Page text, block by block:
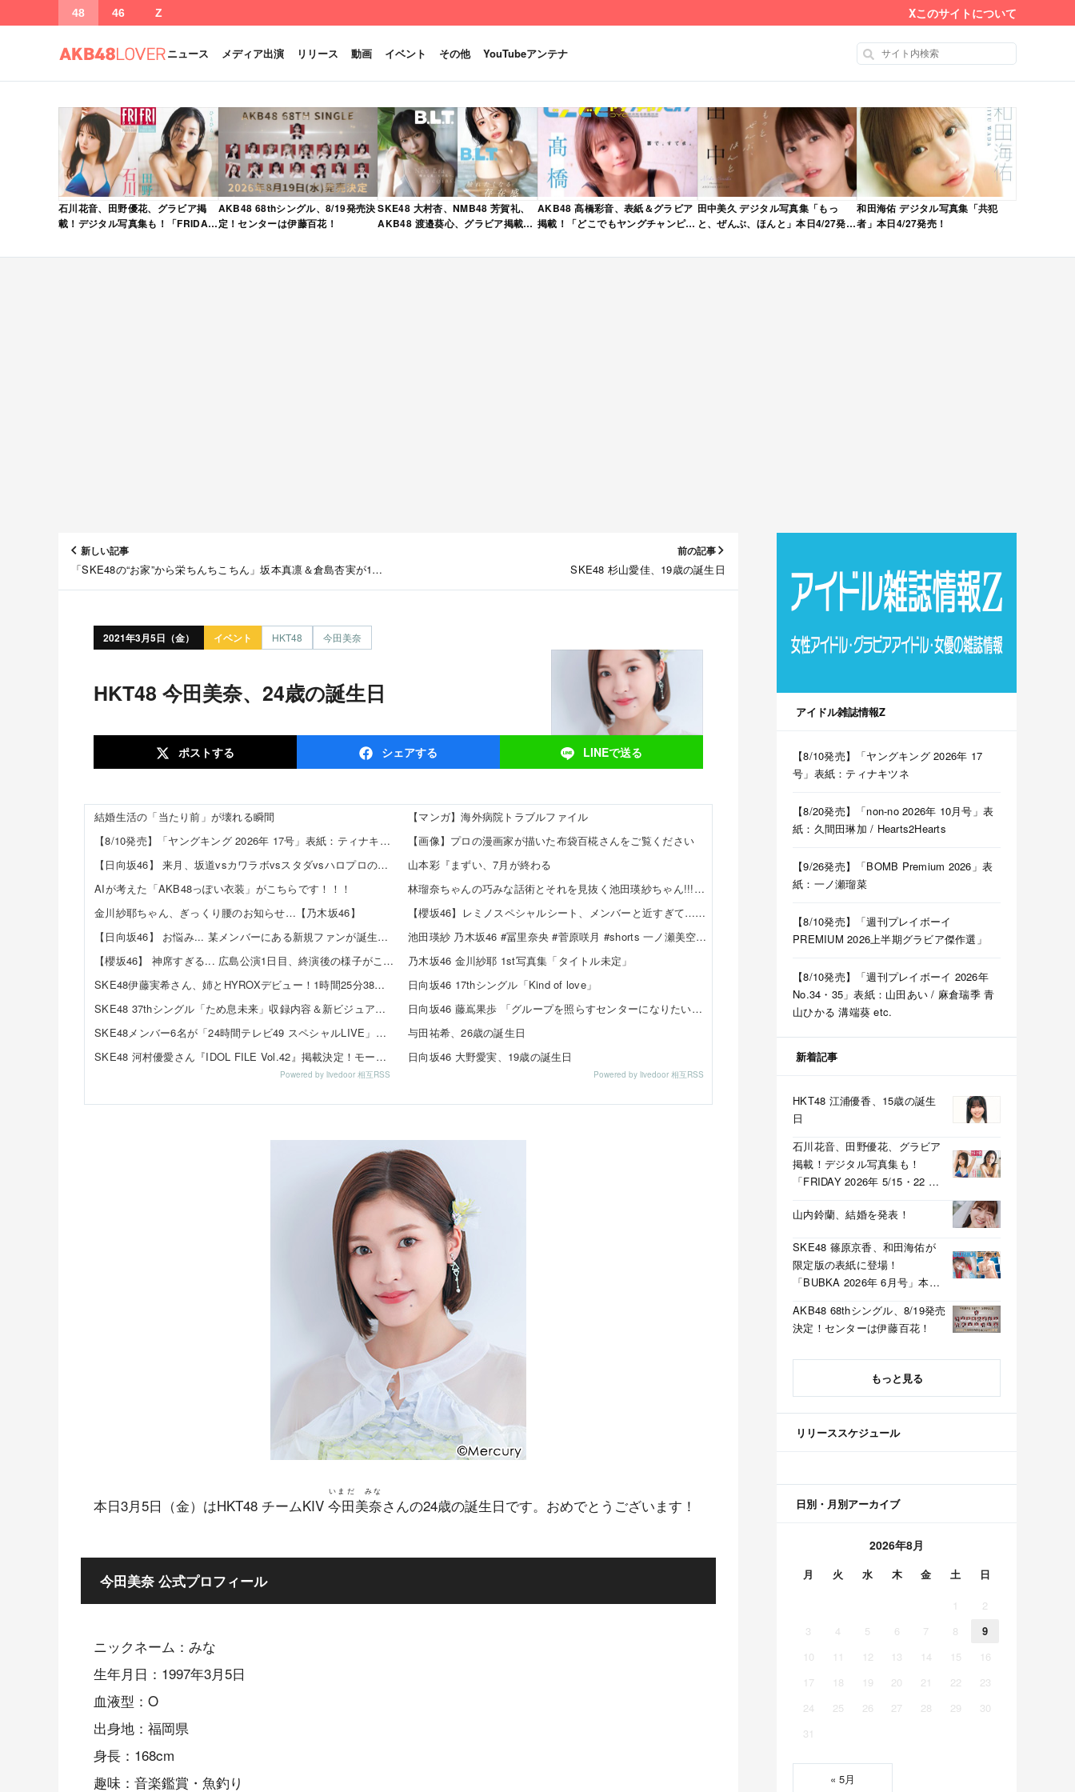
48 46 Z Xこのサイトについて
ニュース メディア出演 リリース 動画 イベント その他 YouTubeアンテナ
石川花音、田野優花、グラビア掲
載！デジタル写真集も！「FRIDAY
発売！
AKB48 68thシングル、8/19発売決
定！センターは伊藤百花！
SKE48 大村杏、NMB48 芳賀礼、
AKB48 渡邉葵心、グラビア掲載！
月号」本日4/28発売！
AKB48 髙橋彩音、表紙＆グラビア
掲載！「どこでもヤングチャンピオ
田中美久 デジタル写真集「もっ
と、ぜんぶ、ほんと」本日4/27発
和田海佑 デジタル写真集「共犯
者」本日4/27発売！
新しい記事
「SKE48の“お家”から栄ちんちこちん」坂本真凛＆倉島杏実が17
前の記事
SKE48 杉山愛佳、19歳の誕生日
2021年3月5日（金） イベント HKT48 今田美奈
HKT48 今田美奈、24歳の誕生日
ポストする シェアする LINEで送る
結婚生活の「当たり前」が壊れる瞬間
【8/10発売】「ヤングキング 2026年 17号」表紙：ティナキツネ
【日向坂46】 来月、坂道vsカワラボvsスタダvsハロプロの大激戦
AIが考えた「AKB48っぽい衣装」がこちらです！！！
金川紗耶ちゃん、ぎっくり腰のお知らせ…【乃木坂46】
【日向坂46】 お悩み... 某メンバーにある新規ファンが誕生していた
【櫻坂46】 神席すぎる... 広島公演1日目、終演後の様子がこちら【全国ツアー2026 What’s lonesome...
SKE48伊藤実希さん、姉とHYROXデビュー！1時間25分38秒で完走「ハイロックス最高ーーーー」
SKE48 37thシングル「ため息未来」収録内容＆新ビジュアル公開！チーム曲・夏ツアー映像も収録
SKE48メンバー6名が「24時間テレビ49 スペシャルLIVE」出演決定！
SKE48 河村優愛さん『IDOL FILE Vol.42』掲載決定！モード系ファッションで新たな魅力を披露
Powered by livedoor 相互RSS
【マンガ】海外病院トラブルファイル
【画像】プロの漫画家が描いた布袋百椛さんをご覧ください
山本彩『まずい、7月が終わる
林瑠奈ちゃんの巧みな話術とそれを見抜く池田瑛紗ちゃん!!!【乃木坂46】
【櫻坂46】レミノスペシャルシート、メンバーと近すぎて…【全国ツアー2026】
池田瑛紗 乃木坂46 #冨里奈央 #菅原咲月 #shorts 一ノ瀬美空 五百城茉央 瀬戸口心月 奥の反応まとめ
乃木坂46 金川紗耶 1st写真集「タイトル未定」
日向坂46 17thシングル「Kind of love」
日向坂46 藤嶌果歩 「グループを照らすセンターになりたい」何倍もキラキラしたかほりんが降臨【坂道の火曜日】
与田祐希、26歳の誕生日
日向坂46 大野愛実、19歳の誕生日
Powered by livedoor 相互RSS
本日3月5日（金）はHKT48 チームKIV 今田美奈
いまだ みな
さんの24歳の誕生日です。おめでとうございます！
今田美奈 公式プロフィール
ニックネーム：みな
生年月日：1997年3月5日
血液型：O
出身地：福岡県
身長：168cm
趣味：音楽鑑賞・魚釣り
アイドル雑誌情報Z
【8/10発売】「ヤングキング 2026年 17
号」表紙：ティナキツネ
【8/20発売】「non-no 2026年 10月号」表
紙：久間田琳加 / Hearts2Hearts
【9/26発売】「BOMB Premium 2026」表
紙：一ノ瀬瑠菜
【8/10発売】「週刊プレイボーイ
PREMIUM 2026上半期グラビア傑作選」
【8/10発売】「週刊プレイボーイ 2026年
No.34・35」表紙：山田あい / 麻倉瑞季 青
山ひかる 溝端葵 etc.
新着記事
HKT48 江浦優香、15歳の誕生
日
石川花音、田野優花、グラビア
掲載！デジタル写真集も！
「FRIDAY 2026年 5/15・22 合
山内鈴蘭、結婚を発表！
SKE48 篠原京香、和田海佑が
限定版の表紙に登場！
「BUBKA 2026年 6月号」本日
AKB48 68thシングル、8/19発売
決定！センターは伊藤百花！
もっと見る
リリーススケジュール
日別・月別アーカイブ
2026年8月
月 火 水 木 金 土 日
1
2
3
4 5 6 7 8
9
10
11 12 13 14 15
16
17
18 19 20 21 22
23
24
25 26 27 28 29
30
31
« 5月